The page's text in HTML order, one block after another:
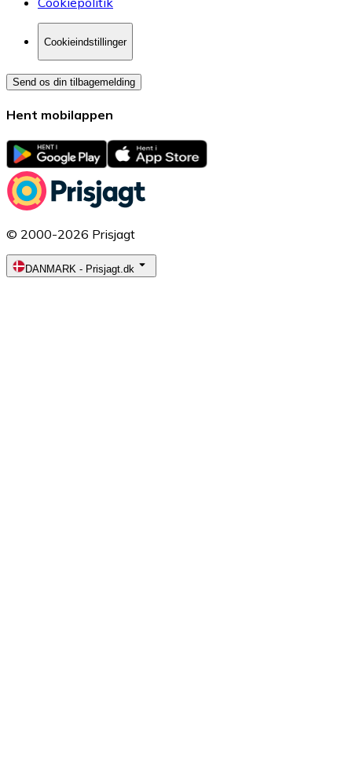
Cookieindstillinger
Send os din tilbagemelding
Hent mobilappen
© 2000-2026 Prisjagt
DANMARK - Prisjagt.dk